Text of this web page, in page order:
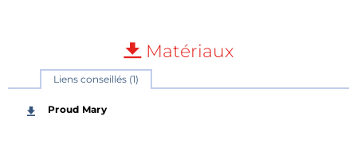
Matériaux
Liens conseillés (1)
Proud Mary